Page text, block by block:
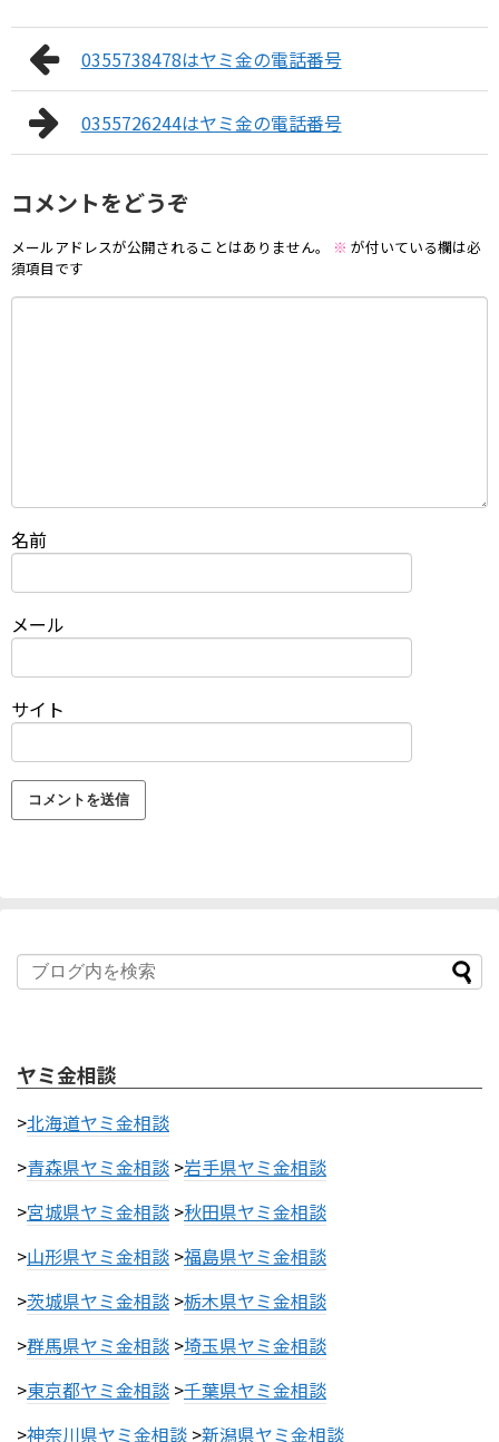
0355738478はヤミ金の電話番号
0355726244はヤミ金の電話番号
コメントをどうぞ
メールアドレスが公開されることはありません。 ※ が付いている欄は必
須項目です
名前
メール
サイト
ヤミ金相談
>北海道ヤミ金相談
>青森県ヤミ金相談 >岩手県ヤミ金相談
>宮城県ヤミ金相談 >秋田県ヤミ金相談
>山形県ヤミ金相談 >福島県ヤミ金相談
>茨城県ヤミ金相談 >栃木県ヤミ金相談
>群馬県ヤミ金相談 >埼玉県ヤミ金相談
>東京都ヤミ金相談 >千葉県ヤミ金相談
>神奈川県ヤミ金相談 >新潟県ヤミ金相談